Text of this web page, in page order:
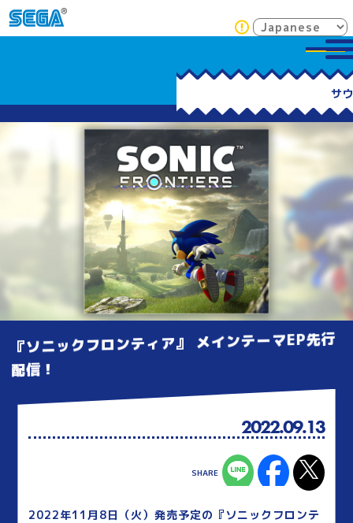
『ソニックフロンティア』 メインテーマEP先行
配信！
2022.09.13
2022年11月8日（火）発売予定の『ソニックフロンテ